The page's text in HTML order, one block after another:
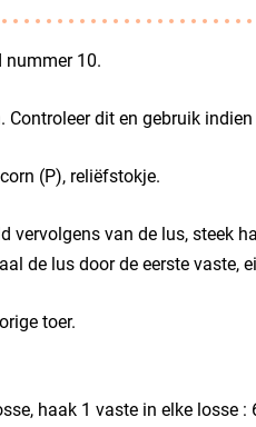
nummer 10.
Controleer dit en gebruik
(P), reliëfstokje.
vervolgens van de lus, steek
de lus door de eerste vaste,
toer.
haak 1 vaste in elke losse :